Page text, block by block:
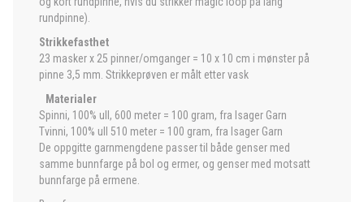
rundpinne).
Strikkefasthet
23 masker x 25 pinner/omganger = 10 x 10 cm i mønster på
pinne 3,5 mm. Strikkeprøven er målt etter vask
Materialer
Spinni, 100% ull, 600 meter = 100 gram, fra Isager Garn
Tvinni, 100% ull 510 meter = 100 gram, fra Isager Garn
De oppgitte garnmengdene passer til både genser med
samme bunnfarge på bol og ermer, og genser med motsatt
bunnfarge på ermene.